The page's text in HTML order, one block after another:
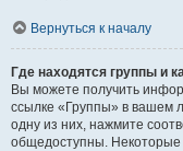
Вернуться к началу
Где находятся группы и
Вы можете получить
ссылке «Группы» в вашем
одну из них, нажмите
общедоступны. Некоторые